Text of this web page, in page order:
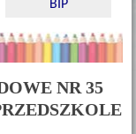
BIP
NR 35